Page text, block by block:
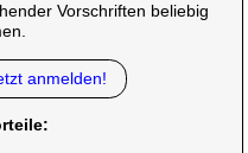
Vorschriften beliebig
anmelden!